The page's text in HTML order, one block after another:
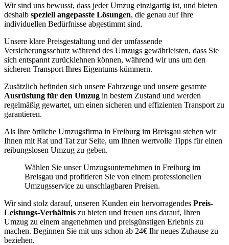
Wir sind uns bewusst, dass jeder Umzug einzigartig ist, und bieten
deshalb speziell angepasste Lösungen, die genau auf Ihre
individuellen Bedürfnisse abgestimmt sind.
Unsere klare Preisgestaltung und der umfassende
Versicherungsschutz während des Umzugs gewährleisten, dass Sie
sich entspannt zurücklehnen können, während wir uns um den
sicheren Transport Ihres Eigentums kümmern.
Zusätzlich befinden sich unsere Fahrzeuge und unsere gesamte
Ausrüstung für den Umzug in bestem Zustand und werden
regelmäßig gewartet, um einen sicheren und effizienten Transport zu
garantieren.
Als Ihre örtliche Umzugsfirma in Freiburg im Breisgau stehen wir
Ihnen mit Rat und Tat zur Seite, um Ihnen wertvolle Tipps für einen
reibungslosen Umzug zu geben.
Wählen Sie unser Umzugsunternehmen in Freiburg im
Breisgau und profitieren Sie von einem professionellen
Umzugsservice zu unschlagbaren Preisen.
Wir sind stolz darauf, unseren Kunden ein hervorragendes Preis-
Leistungs-Verhältnis zu bieten und freuen uns darauf, Ihren
Umzug zu einem angenehmen und preisgünstigen Erlebnis zu
machen. Beginnen Sie mit uns schon ab 24€ Ihr neues Zuhause zu
beziehen.